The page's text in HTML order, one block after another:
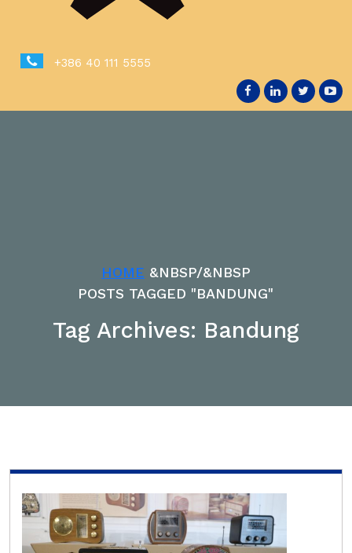
+386 40 111 5555
HOME &NBSP/&NBSP
POSTS TAGGED "BANDUNG"
Tag Archives: Bandung